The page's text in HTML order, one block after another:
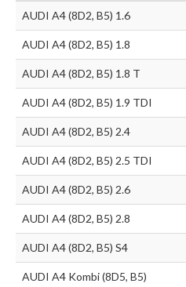
AUDI A4 (8D2, B5) 1.6
AUDI A4 (8D2, B5) 1.8
AUDI A4 (8D2, B5) 1.8 T
AUDI A4 (8D2, B5) 1.9 TDI
AUDI A4 (8D2, B5) 2.4
AUDI A4 (8D2, B5) 2.5 TDI
AUDI A4 (8D2, B5) 2.6
AUDI A4 (8D2, B5) 2.8
AUDI A4 (8D2, B5) S4
AUDI A4 Kombi (8D5, B5)